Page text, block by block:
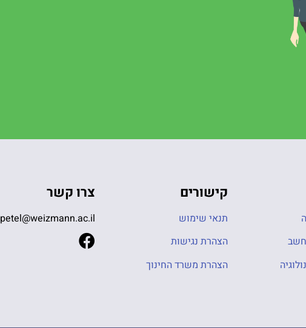
קישורים
תנאי שימוש
הצהרת נגישות
הצהרת משרד החינוך
צרו קשר
petel@weizmann.ac.il